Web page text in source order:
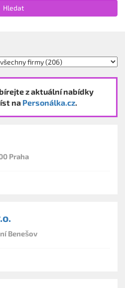
Hledat
z aktuální nabídky
na Personálka.cz.
Praha
Benešov